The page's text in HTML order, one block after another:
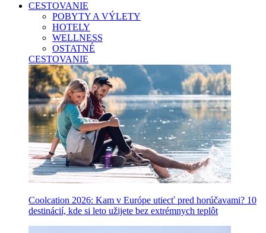
CESTOVANIE
POBYTY A VÝLETY
HOTELY
WELLNESS
OSTATNÉ
CESTOVANIE
Coolcation 2026: Kam v Európe utiecť pred horúčavami? 10
destinácií, kde si leto užijete bez extrémnych teplôt